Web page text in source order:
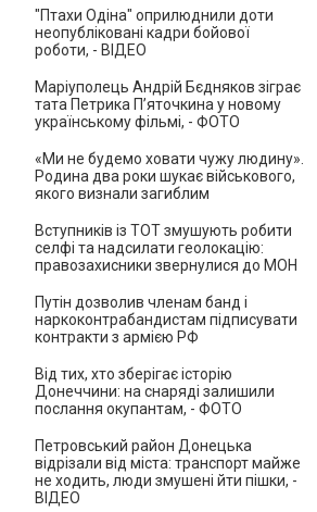
"Птахи Одіна" оприлюднили доти
неопубліковані кадри бойової
роботи, - ВІДЕО
Маріуполець Андрій Бєдняков зіграє
тата Петрика П’яточкина у новому
українському фільмі, - ФОТО
«Ми не будемо ховати чужу людину».
Родина два роки шукає військового,
якого визнали загиблим
Вступників із ТОТ змушують робити
селфі та надсилати геолокацію:
правозахисники звернулися до МОН
Путін дозволив членам банд і
наркоконтрабандистам підписувати
контракти з армією РФ
Від тих, хто зберігає історію
Донеччини: на снаряді залишили
послання окупантам, - ФОТО
Петровський район Донецька
відрізали від міста: транспорт майже
не ходить, люди змушені йти пішки, -
ВІДЕО